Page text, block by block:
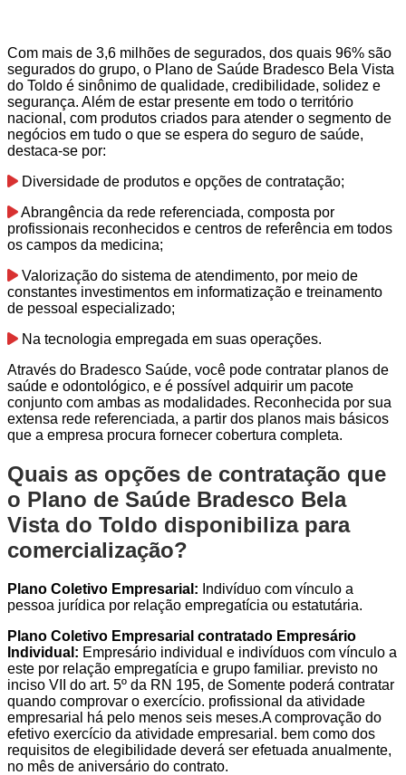
Com mais de 3,6 milhões de segurados, dos quais 96% são
segurados do grupo, o Plano de Saúde Bradesco Bela Vista
do Toldo é sinônimo de qualidade, credibilidade, solidez e
segurança. Além de estar presente em todo o território
nacional, com produtos criados para atender o segmento de
negócios em tudo o que se espera do seguro de saúde,
destaca-se por:
Diversidade de produtos e opções de contratação;
Abrangência da rede referenciada, composta por
profissionais reconhecidos e centros de referência em todos
os campos da medicina;
Valorização do sistema de atendimento, por meio de
constantes investimentos em informatização e treinamento
de pessoal especializado;
Na tecnologia empregada em suas operações.
Através do Bradesco Saúde, você pode contratar planos de
saúde e odontológico, e é possível adquirir um pacote
conjunto com ambas as modalidades. Reconhecida por sua
extensa rede referenciada, a partir dos planos mais básicos
que a empresa procura fornecer cobertura completa.
Quais as opções de contratação que
o Plano de Saúde Bradesco Bela
Vista do Toldo disponibiliza para
comercialização?
Plano Coletivo Empresarial: Indivíduo com vínculo a
pessoa jurídica por relação empregatícia ou estatutária.
Plano Coletivo Empresarial contratado Empresário
Individual: Empresário individual e indivíduos com vínculo a
este por relação empregatícia e grupo familiar. previsto no
inciso VII do art. 5º da RN 195, de Somente poderá contratar
quando comprovar o exercício. profissional da atividade
empresarial há pelo menos seis meses.A comprovação do
efetivo exercício da atividade empresarial. bem como dos
requisitos de elegibilidade deverá ser efetuada anualmente,
no mês de aniversário do contrato.